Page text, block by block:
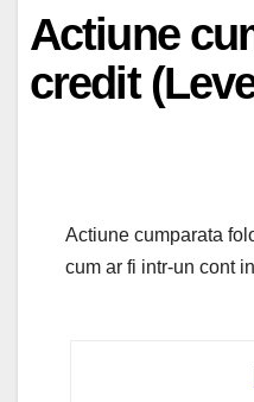
Actiune
credit
Actiune cumparata
cum ar fi intr-un cont